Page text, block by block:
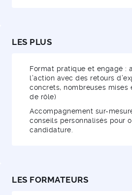
LES PLUS
Format pratique et engagé :
l’action avec des retours
concrets, nombreuses mises
de rôle)
Accompagnement sur-
conseils personnalisés pour
candidature.
LES FORMATEURS